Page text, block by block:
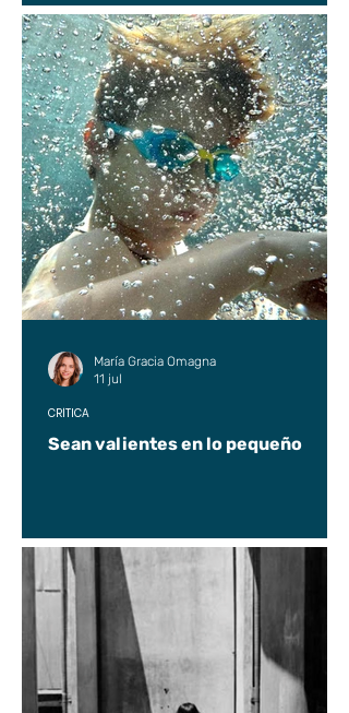
Sean valientes en lo pequeño
CRÍTICA
María Gracia Omagna
11 jul